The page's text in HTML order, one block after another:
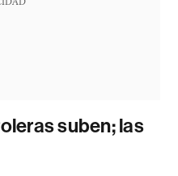
suben; las